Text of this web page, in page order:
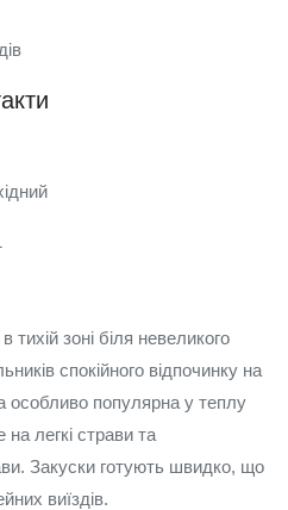
зоні біля невеликого
спокійного відпочинку на
особливо популярна у теплу
легкі страви та
Закуски готують швидко, що
виїздів.